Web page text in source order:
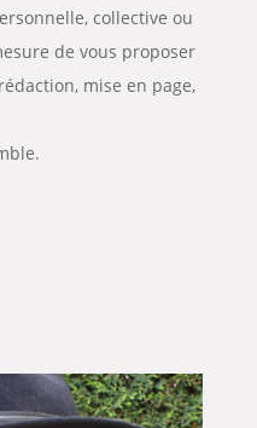
collective ou
de vous proposer
mise en page,